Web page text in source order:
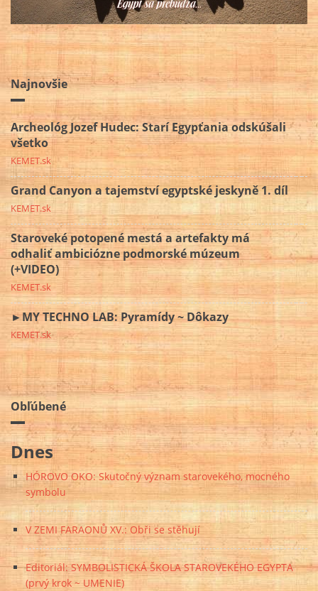
Najnovšie
Archeológ Jozef Hudec: Starí Egypťania odskúšali
všetko
KEMET.sk
Grand Canyon a tajemství egyptské jeskyně 1. díl
KEMET.sk
Staroveké potopené mestá a artefakty má
odhaliť ambiciózne podmorské múzeum
(+VIDEO)
KEMET.sk
►MY TECHNO LAB: Pyramídy ~ Dôkazy
KEMET.sk
Obľúbené
Dnes
HÓROVO OKO: Skutočný význam starovekého, mocného
symbolu
V ZEMI FARAONŮ XV.: Obři se stěhují
Editoriál: SYMBOLISTICKÁ ŠKOLA STAROVEKÉHO EGYPTA
(prvý krok ~ UMENIE)